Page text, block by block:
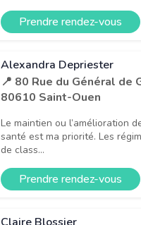
Prendre rendez-vous
Alexandra Depriester
📍 80 Rue du Général de
80610 Saint-Ouen
Le maintien ou l’amélioration
santé est ma priorité. Les
de class...
Prendre rendez-vous